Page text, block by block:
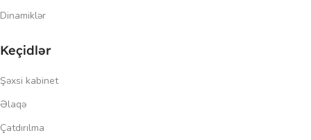
Dinamiklər
Keçidlər
Şəxsi kabinet
Əlaqə
Çatdırılma